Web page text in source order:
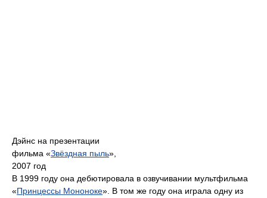
Дэйнс на презентации
фильма «Звёздная пыль»,
2007 год
В 1999 году она дебютировала в озвучивании мультфильма
«Принцессы Мононоке». В том же году она играла одну из